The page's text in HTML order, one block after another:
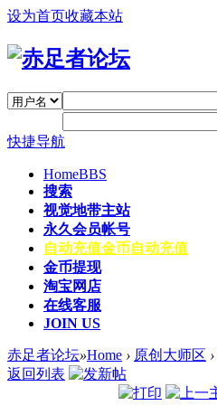
设为首页收藏本站
快捷导航
HomeBBS
搜索
视觉地带主站
永久会员帐号
自动充值金币自动充值
金币提现
淘宝网店
在线客服
JOIN US
赤足者论坛»Home › 原创大师区 ›
返回列表